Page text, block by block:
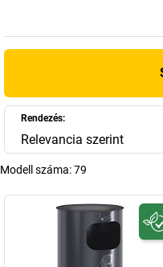
Rendezés:
Relevancia szerint
Modell száma:79